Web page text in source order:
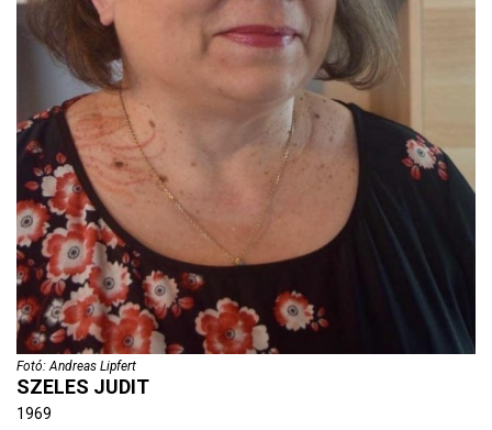
Fotó: Andreas Lipfert
SZELES JUDIT
1969